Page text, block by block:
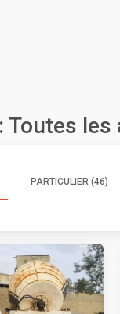
Toutes les
PARTICULIER (46)